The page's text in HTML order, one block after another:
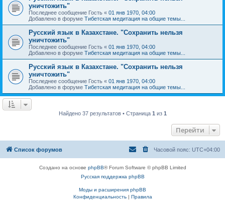
уничтожить"
Последнее сообщение Гость « 01 янв 1970, 04:00
Добавлено в форуме Тибетская медитация на общие темы...
Русский язык в Казахстане. "Сохранить нельзя
уничтожить"
Последнее сообщение Гость « 01 янв 1970, 04:00
Добавлено в форуме Тибетская медитация на общие темы...
Русский язык в Казахстане. "Сохранить нельзя
уничтожить"
Последнее сообщение Гость « 01 янв 1970, 04:00
Добавлено в форуме Тибетская медитация на общие темы...
Найдено 37 результатов • Страница 1 из 1
Перейти
Список форумов Часовой пояс: UTC+04:00
Создано на основе phpBB® Forum Software © phpBB Limited
Русская поддержка phpBB
Моды и расширения phpBB
Конфиденциальность| Правила